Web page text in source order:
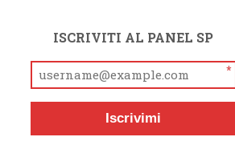
ISCRIVITI AL PANEL SP
*
Iscrivimi